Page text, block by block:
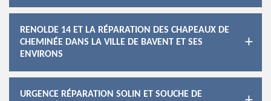
RENOLDE 14 ET LA RÉPARATION DES CHAPEAUX DE
CHEMINÉE DANS LA VILLE DE BAVENT ET SES
ENVIRONS
URGENCE RÉPARATION SOLIN ET SOUCHE DE